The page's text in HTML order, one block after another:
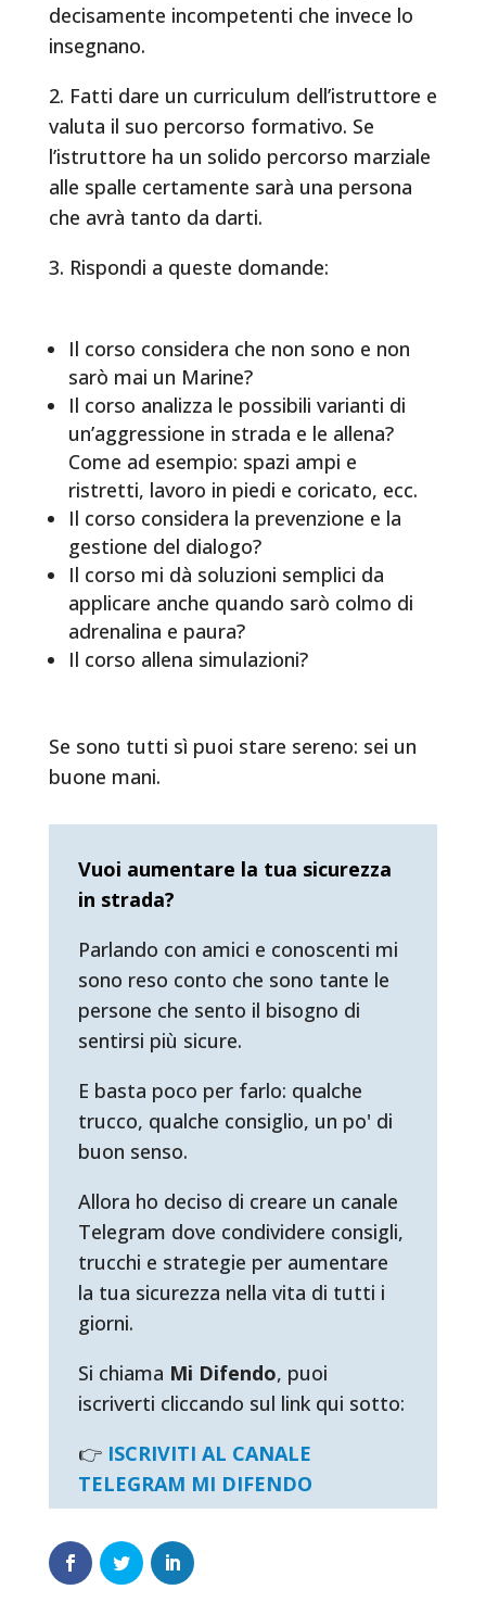
decisamente incompetenti che invece lo
insegnano.
2. Fatti dare un curriculum dell’istruttore e
valuta il suo percorso formativo. Se
l’istruttore ha un solido percorso marziale
alle spalle certamente sarà una persona
che avrà tanto da darti.
3. Rispondi a queste domande:
Il corso considera che non sono e non
sarò mai un Marine?
Il corso analizza le possibili varianti di
un’aggressione in strada e le allena?
Come ad esempio: spazi ampi e
ristretti, lavoro in piedi e coricato, ecc.
Il corso considera la prevenzione e la
gestione del dialogo?
Il corso mi dà soluzioni semplici da
applicare anche quando sarò colmo di
adrenalina e paura?
Il corso allena simulazioni?
Se sono tutti sì puoi stare sereno: sei un
buone mani.
Vuoi aumentare la tua sicurezza
in strada?
Parlando con amici e conoscenti mi
sono reso conto che sono tante le
persone che sento il bisogno di
sentirsi più sicure.
E basta poco per farlo: qualche
trucco, qualche consiglio, un po' di
buon senso.
Allora ho deciso di creare un canale
Telegram dove condividere consigli,
trucchi e strategie per aumentare
la tua sicurezza nella vita di tutti i
giorni.
Si chiama Mi Difendo, puoi
iscriverti cliccando sul link qui sotto:
👉 ISCRIVITI AL CANALE
TELEGRAM MI DIFENDO